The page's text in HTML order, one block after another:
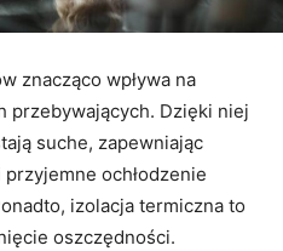
znacząco wpływa na
przebywających. Dzięki niej
suche, zapewniając
ochłodzenie
izolacja termiczna to
oszczędności.